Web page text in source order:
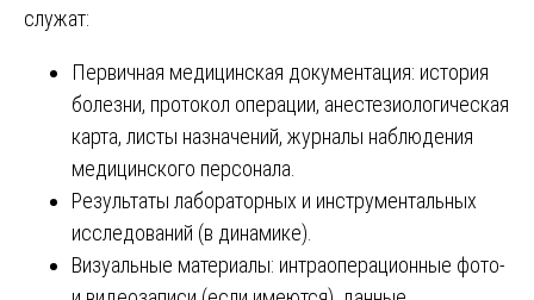
служат:
Первичная медицинская документация: история
болезни, протокол операции, анестезиологическая
карта, листы назначений, журналы наблюдения
медицинского персонала.
Результаты лабораторных и инструментальных
исследований (в динамике).
Визуальные материалы: интраоперационные фото-